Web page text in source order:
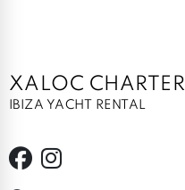
XALOC CHARTER
IBIZA YACHT RENTAL